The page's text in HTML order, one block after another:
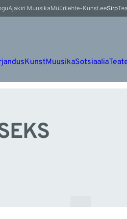
Ajakiri MuusikaMüürilehte-Kunst.eeSirp
KunstMuusikaSotsiaalia